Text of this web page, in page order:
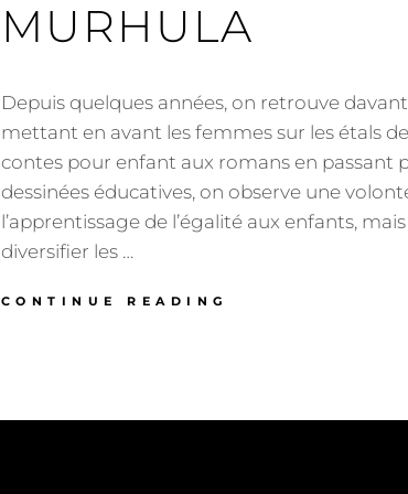
MURHULA
Depuis quelques années, on retrouve
mettant en avant les femmes sur les étals
contes pour enfant aux romans en passant
dessinées éducatives, on observe une
l’apprentissage de l’égalité aux enfants,
diversifier les …
CONTINUE READING